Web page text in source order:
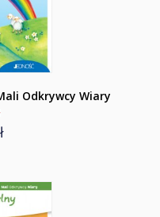
Odkrywcy Wiary